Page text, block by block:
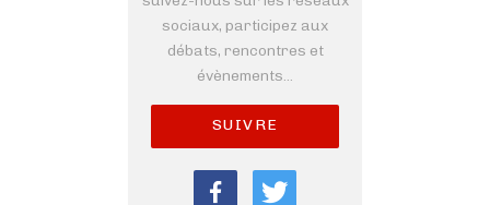
sociaux, participez aux
débats, rencontres et
évènements...
SUIVRE